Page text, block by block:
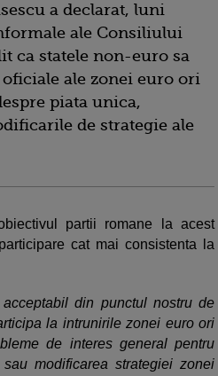
a declarat, luni
ale Consiliului
ca statele non-euro sa
ale zonei euro ori
piata unica,
de strategie ale
partii romane la acest
cat mai consistenta la
din punctul nostru de
la intrunirile zonei euro ori
de interes general pentru
modificarea strategiei zonei